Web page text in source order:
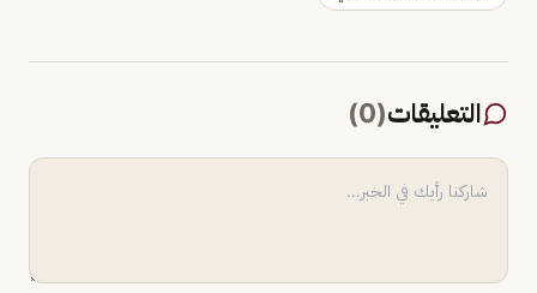
التعليقات(
0
)